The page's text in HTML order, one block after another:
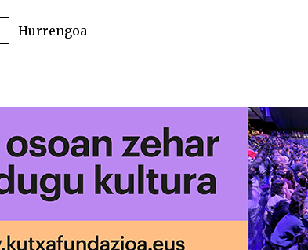
Hurrengoa